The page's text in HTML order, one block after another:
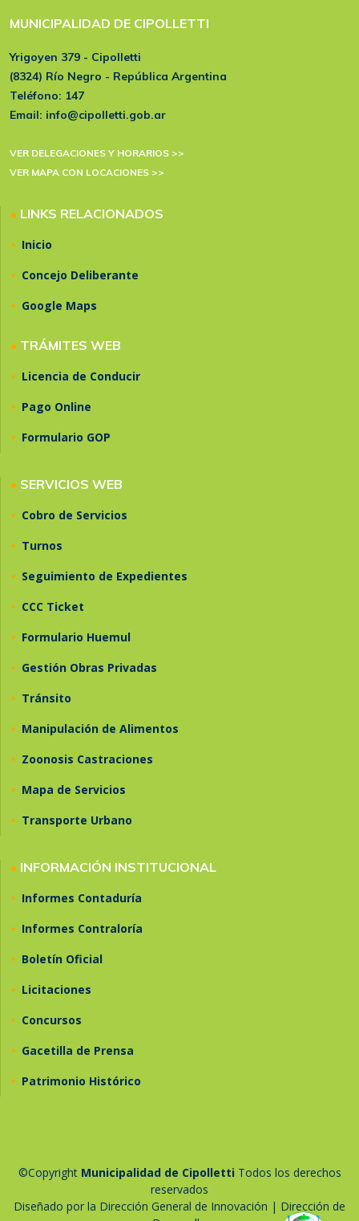
MUNICIPALIDAD DE CIPOLLETTI
Yrigoyen 379 - Cipolletti
(8324) Río Negro - República Argentina
Teléfono: 147
Email: info@cipolletti.gob.ar
VER DELEGACIONES Y HORARIOS >>
VER MAPA CON LOCACIONES >>
• LINKS RELACIONADOS
• Inicio
• Concejo Deliberante
• Google Maps
• TRÁMITES WEB
• Licencia de Conducir
• Pago Online
• Formulario GOP
• SERVICIOS WEB
• Cobro de Servicios
• Turnos
• Seguimiento de Expedientes
• CCC Ticket
• Formulario Huemul
• Gestión Obras Privadas
• Tránsito
• Manipulación de Alimentos
• Zoonosis Castraciones
• Mapa de Servicios
• Transporte Urbano
• INFORMACIÓN INSTITUCIONAL
• Informes Contaduría
• Informes Contraloría
• Boletín Oficial
• Licitaciones
• Concursos
• Gacetilla de Prensa
• Patrimonio Histórico
©Copyright Municipalidad de Cipolletti Todos los derechos
reservados
Diseñado por la Dirección General de Innovación | Dirección de